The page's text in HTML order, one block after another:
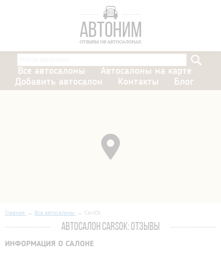
Все автосалоны
Автосалоны на карте
Добавить автосалон
Контакты Блог
Главная Все автосалоны CarsOk
АВТОСАЛОН CARSOK: ОТЗЫВЫ
ИНФОРМАЦИЯ О САЛОНЕ